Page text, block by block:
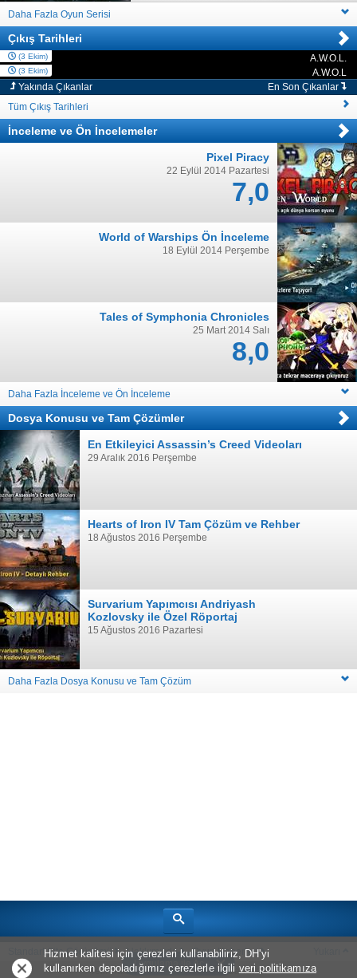
Uygulama ile Aç
Daha Fazla Oyun Serisi
Çıkış Tarihleri
(3 Ekim)
PC A.W.O.L.
(3 Ekim)
PC
A.W.O.L
Yakında Çıkanlar
En Son Çıkanlar
Tüm Çıkış Tarihleri
İnceleme ve Ön İncelemeler
Pixel Piracy
22 Eylül 2014 Pazartesi
7,0
World of Warships Ön İnceleme
18 Eylül 2014 Perşembe
Tales of Symphonia Chronicles
25 Mart 2014 Salı
8,0
Daha Fazla İnceleme ve Ön İnceleme
Dosya Konusu ve Tam Çözümler
En Etkileyici Assassin’s Creed Videoları
29 Aralık 2016 Perşembe
Hearts of Iron IV Tam Çözüm ve Rehber
18 Ağustos 2016 Perşembe
Survarium Yapımcısı Andriyash
Kozlovsky ile Özel Röportaj
15 Ağustos 2016 Pazartesi
Daha Fazla Dosya Konusu ve Tam Çözüm
Standart Site Görünümü Hakkımızda Oyun Haberleri
Telif Hakkı © 2026Bölüm Sonu Canavarı
Hizmet kalitesi için çerezleri kullanabiliriz, DH'yi
kullanırken depoladığımız çerezlerle ilgili veri politikamıza